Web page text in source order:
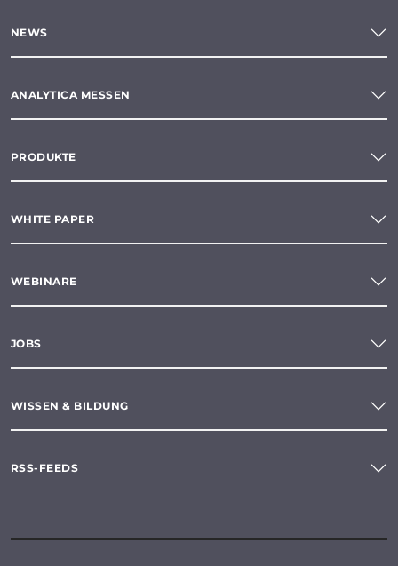
NEWS
ANALYTICA MESSEN
PRODUKTE
WHITE PAPER
WEBINARE
JOBS
WISSEN & BILDUNG
RSS-FEEDS